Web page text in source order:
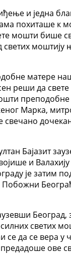
и једна
похиташе
мошти бише
светих
матере
реши да
Марка,
Бајазит
и
је затим
светих
се да се вера
ове